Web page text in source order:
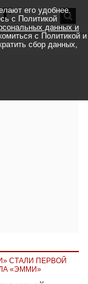
СТАЛИ ПЕРВОЙ
«ЭММИ»
его удобнее.
с Политикой
данных и
с Политикой и
сбор данных,